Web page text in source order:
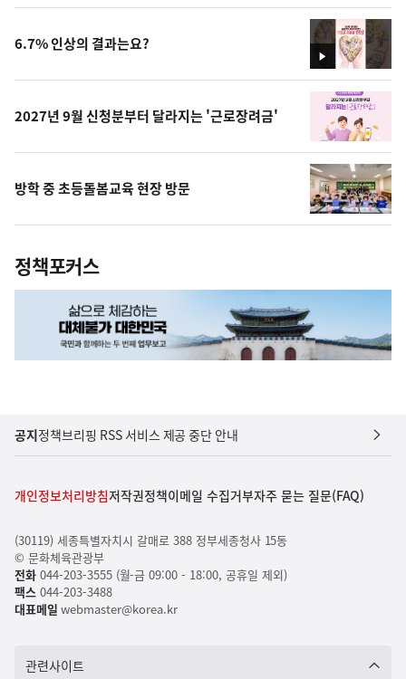
상
영
상
6.7% 인상의 결과는요?
2027년 9월 신청분부터 달라지는 '근로장려금'
방학 중 초등돌봄교육 현장 방문
정책포커스
공지정책브리핑 RSS 서비스 제공 중단 안내
개인정보처리방침저작권정책이메일 수집거부자주 묻는 질문(FAQ)
(30119) 세종특별자치시 갈매로 388 정부세종청사 15동
© 문화체육관광부
전화044-203-3555 (월-금 09:00 - 18:00, 공휴일 제외)
팩스044-203-3488
대표메일 webmaster@korea.kr
관련사이트